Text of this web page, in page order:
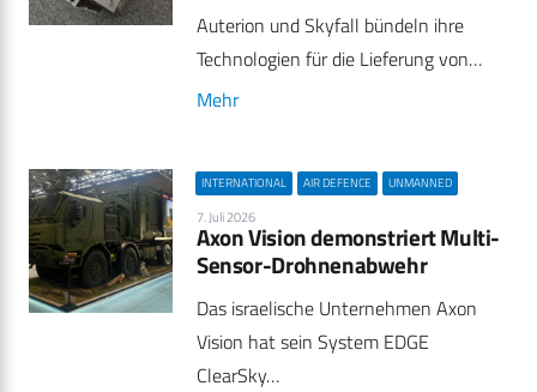
Auterion und Skyfall bündeln ihre
Technologien für die Lieferung von…
Mehr
INTERNATIONAL AIR DEFENCE UNMANNED
7. Juli 2026
Axon Vision demonstriert Multi-
Sensor-Drohnenabwehr
Das israelische Unternehmen Axon
Vision hat sein System EDGE
ClearSky…